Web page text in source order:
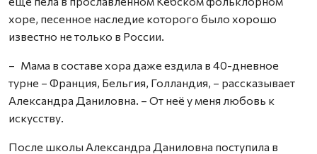
хоре, песенное наследие которого было хорошо
известно не только в России.
– Мама в составе хора даже ездила в 40-дневное
турне – Франция, Бельгия, Голландия, – рассказывает
Александра Даниловна. – От неё у меня любовь к
искусству.
После школы Александра Даниловна поступила в